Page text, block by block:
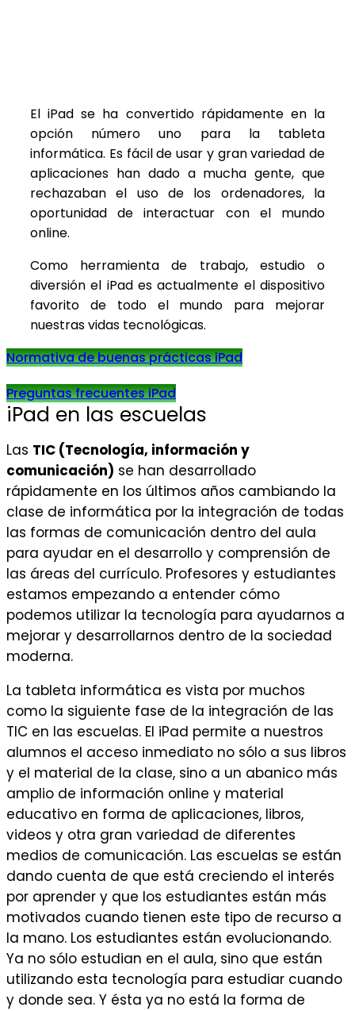
El iPad se ha convertido rápidamente en la
opción número uno para la tableta
informática. Es fácil de usar y gran variedad de
aplicaciones han dado a mucha gente, que
rechazaban el uso de los ordenadores, la
oportunidad de interactuar con el mundo
online.
Como herramienta de trabajo, estudio o
diversión el iPad es actualmente el dispositivo
favorito de todo el mundo para mejorar
nuestras vidas tecnológicas.
Normativa de buenas prácticas iPad
Preguntas frecuentes iPad
iPad en las escuelas
Las TIC (Tecnología, información y
comunicación) se han desarrollado
rápidamente en los últimos años cambiando la
clase de informática por la integración de todas
las formas de comunicación dentro del aula
para ayudar en el desarrollo y comprensión de
las áreas del currículo. Profesores y estudiantes
estamos empezando a entender cómo
podemos utilizar la tecnología para ayudarnos a
mejorar y desarrollarnos dentro de la sociedad
moderna.
La tableta informática es vista por muchos
como la siguiente fase de la integración de las
TIC en las escuelas. El iPad permite a nuestros
alumnos el acceso inmediato no sólo a sus libros
y el material de la clase, sino a un abanico más
amplio de información online y material
educativo en forma de aplicaciones, libros,
videos y otra gran variedad de diferentes
medios de comunicación. Las escuelas se están
dando cuenta de que está creciendo el interés
por aprender y que los estudiantes están más
motivados cuando tienen este tipo de recurso a
la mano. Los estudiantes están evolucionando.
Ya no sólo estudian en el aula, sino que están
utilizando esta tecnología para estudiar cuando
y donde sea. Y ésta ya no está la forma de